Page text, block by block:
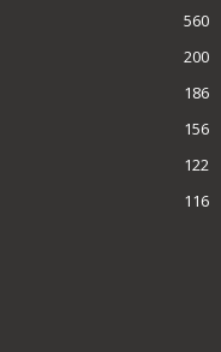
560
200
186
156
122
116